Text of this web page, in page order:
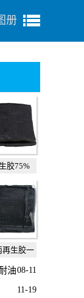
册
胶75%
再生胶一
08-11
油
11-19